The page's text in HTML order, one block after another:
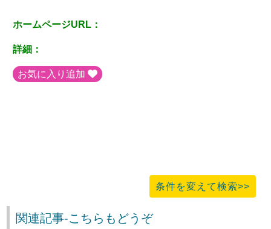
ホームページURL：
詳細：
お気に入り追加
条件を変えて検索>>
関連記事-こちらもどうぞ